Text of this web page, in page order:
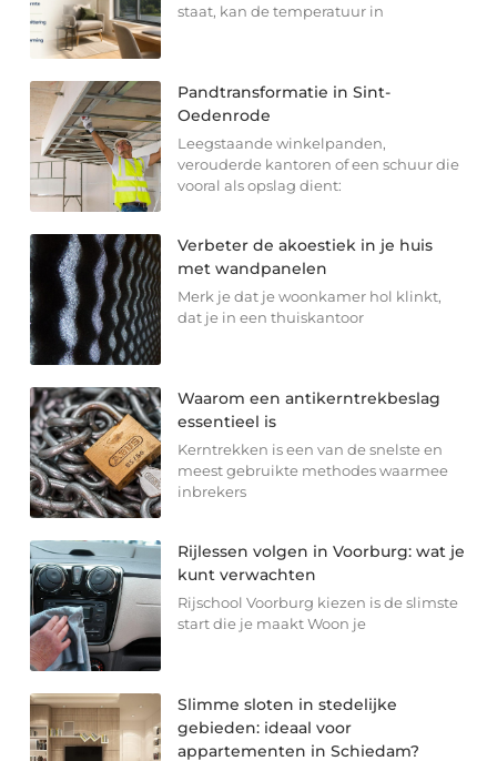
staat, kan de temperatuur in
Pandtransformatie in Sint-
Oedenrode
Leegstaande winkelpanden,
verouderde kantoren of een schuur die
vooral als opslag dient:
Verbeter de akoestiek in je huis
met wandpanelen
Merk je dat je woonkamer hol klinkt,
dat je in een thuiskantoor
Waarom een antikerntrekbeslag
essentieel is
Kerntrekken is een van de snelste en
meest gebruikte methodes waarmee
inbrekers
Rijlessen volgen in Voorburg: wat je
kunt verwachten
Rijschool Voorburg kiezen is de slimste
start die je maakt Woon je
Slimme sloten in stedelijke
gebieden: ideaal voor
appartementen in Schiedam?